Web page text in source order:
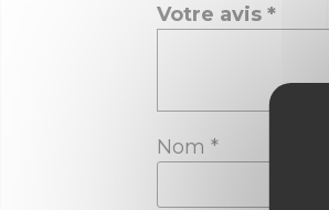
Votre avis *
Nom *